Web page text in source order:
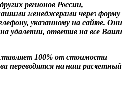
регионов России,
менеджерами через форму
указанному на сайте. Они
удалении, ответив на все Ваши
100% от стоимости
переводятся на наш расчетный